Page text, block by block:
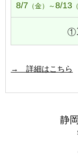
8/7 （金）～8/13
①
→ 詳細はこちら
静